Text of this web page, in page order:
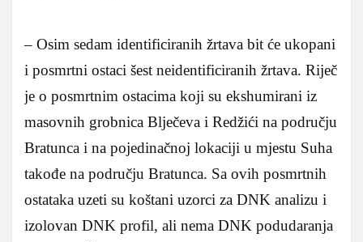
– Osim sedam identificiranih žrtava bit će ukopani
i posmrtni ostaci šest neidentificiranih žrtava. Riječ
je o posmrtnim ostacima koji su ekshumirani iz
masovnih grobnica Blječeva i Redžići na području
Bratunca i na pojedinačnoj lokaciji u mjestu Suha
takođe na području Bratunca. Sa ovih posmrtnih
ostataka uzeti su koštani uzorci za DNK analizu i
izolovan DNK profil, ali nema DNK podudaranja